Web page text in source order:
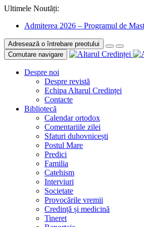
Ultimele Noutăți:
Admiterea 2026 – Programul de
Adresează o întrebare preotului
Comutare navigare
Despre noi
Despre revistă
Echipa Altarul Credinței
Contacte
Bibliotecă
Calendar ortodox
Comentariile zilei
Sfaturi duhovnicești
Postul Mare
Predici
Familia
Catehism
Interviuri
Societate
Provocările vremii
Credință și medicină
Tineret